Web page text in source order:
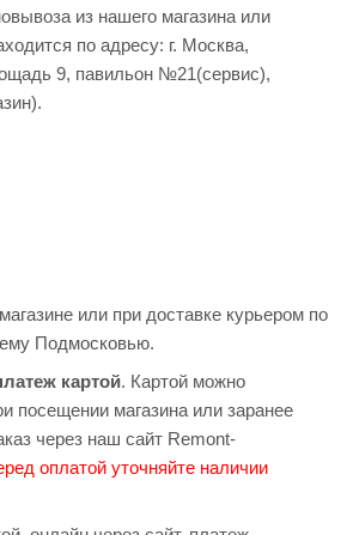
из нашего магазина или
по адресу: г. Москва,
9, павильон №21(сервис),
или при доставке курьером по
Подмосковью.
картой. Картой можно
посещении магазина или заранее
через наш сайт Remont-
оплатой уточняйте наличии